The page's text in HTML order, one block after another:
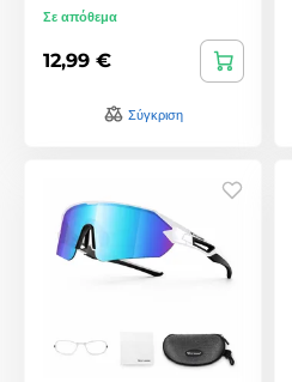
Σε απόθεμα
12,99 €
Σύγκριση